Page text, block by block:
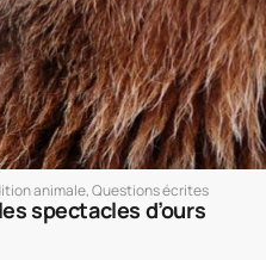
animale,Questions écrites
spectacles d’ours